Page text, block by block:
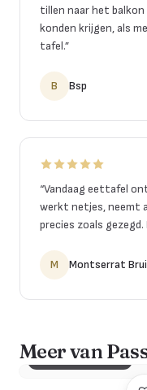
tillen naar het
konden krijgen, als
tafel.”
B Bsp
“Vandaag eettafel
werkt netjes, neemt
precies zoals gezegd.
M Montserrat
Meer van
3D CONFIGURATOR